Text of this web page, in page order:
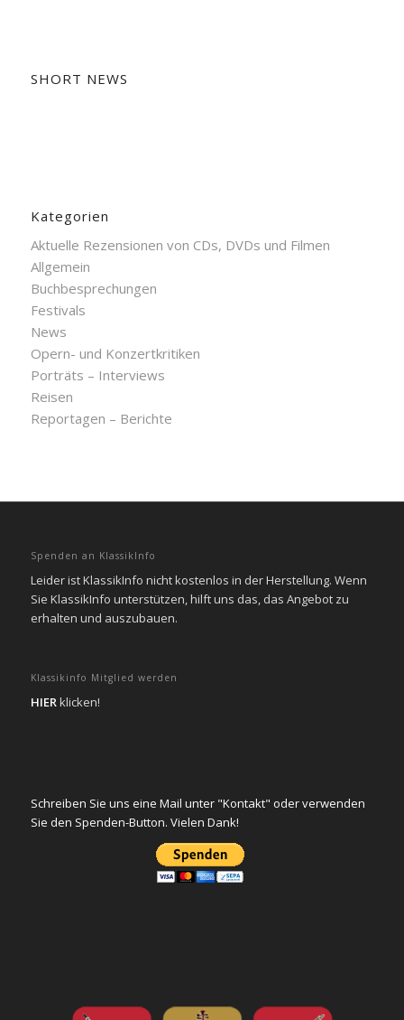
SHORT NEWS
Kategorien
Aktuelle Rezensionen von CDs, DVDs und Filmen
Allgemein
Buchbesprechungen
Festivals
News
Opern- und Konzertkritiken
Porträts – Interviews
Reisen
Reportagen – Berichte
Spenden an KlassikInfo
Leider ist KlassikInfo nicht kostenlos in der Herstellung. Wenn
Sie KlassikInfo unterstützen, hilft uns das, das Angebot zu
erhalten und auszubauen.
Klassikinfo Mitglied werden
HIERklicken!
Schreiben Sie uns eine Mail unter "Kontakt" oder verwenden
Sie den Spenden-Button. Vielen Dank!